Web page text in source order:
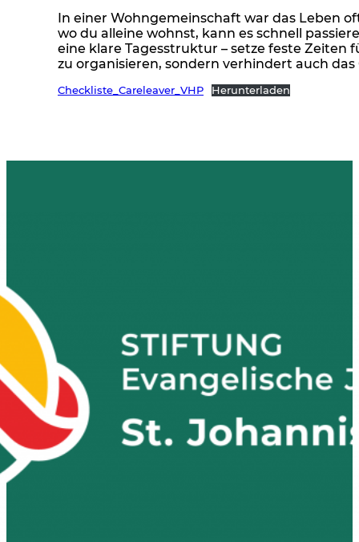
In einer Wohngemeinschaft war das Leben
wo du alleine wohnst, kann es schnell
eine klare Tagesstruktur – setze feste Zeiten
zu organisieren, sondern verhindert auch
Checkliste_Careleaver_VHP Herunterladen